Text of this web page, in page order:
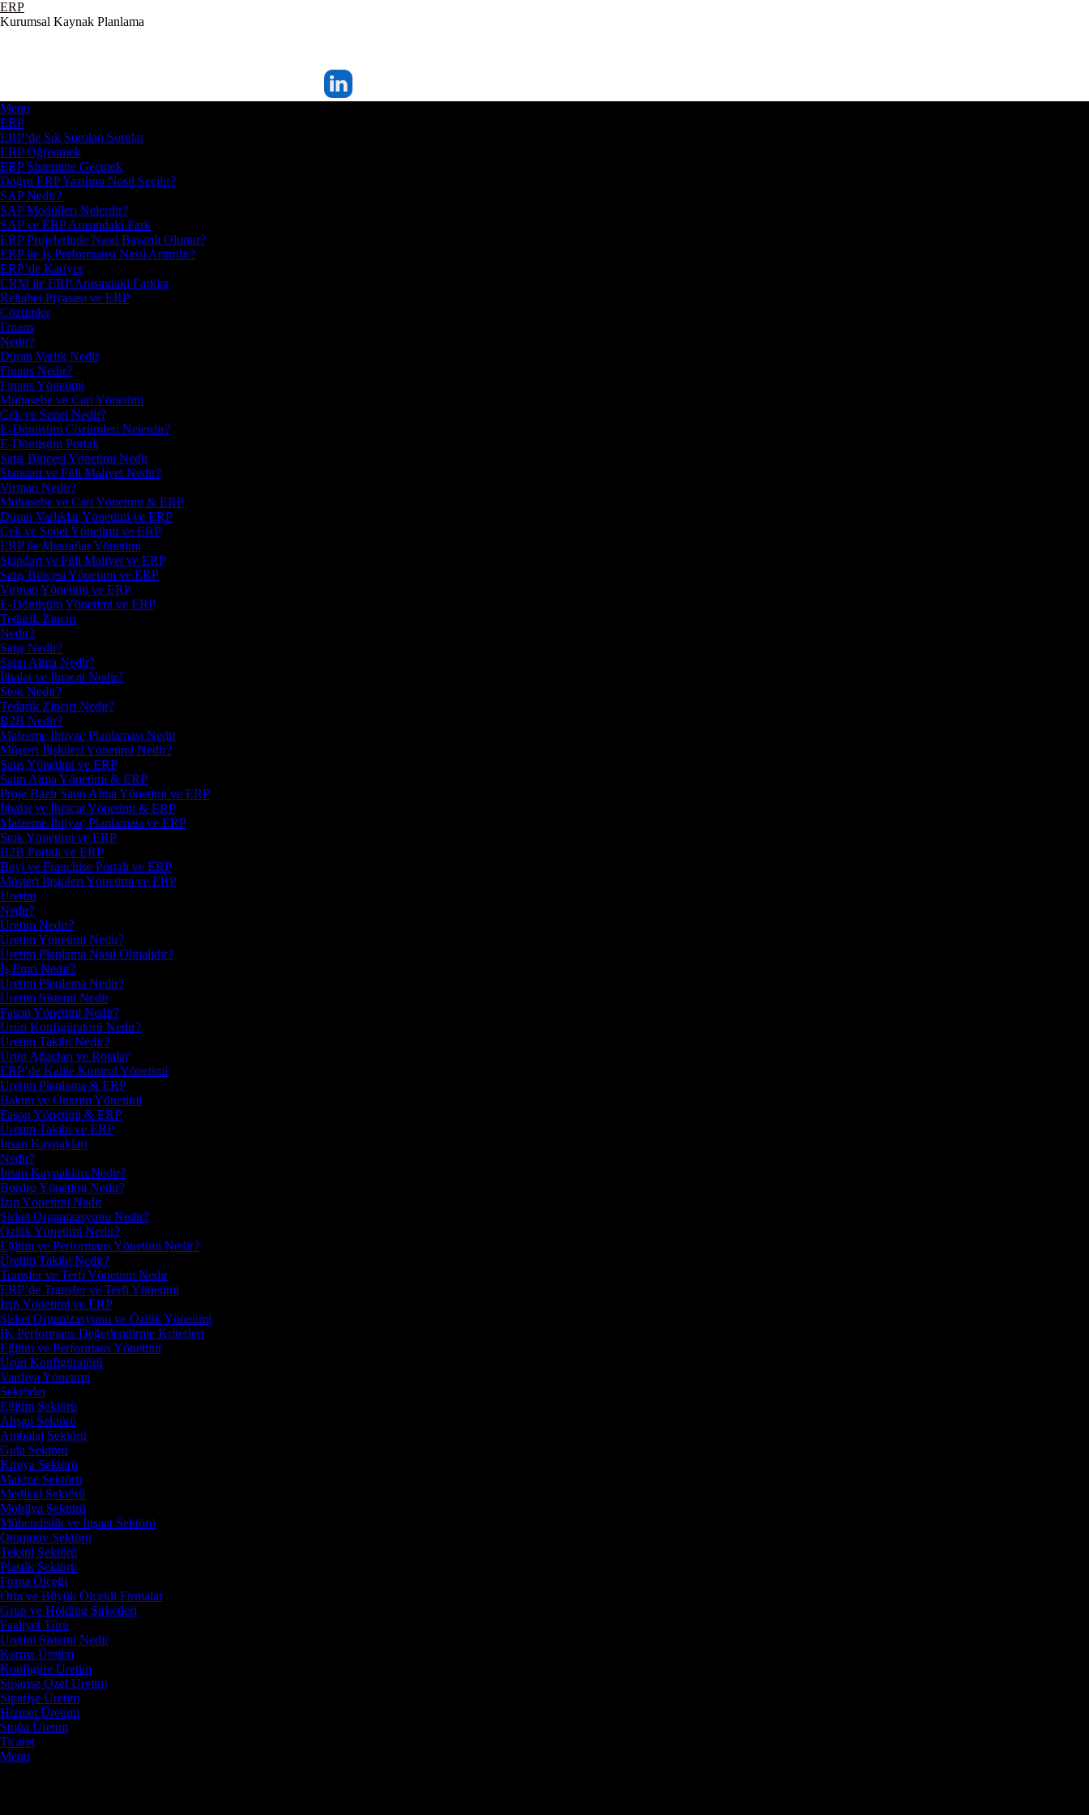
ERP
Kurumsal Kaynak Planlama
Menu
ERP
ERP’de Sık Sorulan Sorular
ERP Öğrenmek
ERP Sistemine Geçmek
Doğru ERP Yazılımı Nasıl Seçilir?
SAP Nedir?
SAP Modülleri Nelerdir?
SAP ve ERP Arasındaki Fark
ERP Projelerinde Nasıl Başarılı Olunur?
ERP ile İş Performansı Nasıl Arttırılır?
ERP’de Kariyer
CRM ile ERP Arasındaki Farklar
Rekabet Piyasası ve ERP
Çözümler
Finans
Nedir?
Duran Varlık Nedir
Finans Nedir?
Finans Yönetimi
Muhasebe ve Cari Yönetimi
Çek ve Senet Nedir?
E-Dönüşüm Çözümleri Nelerdir?
E-Dönüşüm Portalı
Satış Bütçesi Yönetimi Nedir
Standart ve Fiili Maliyet Nedir?
Virman Nedir?
Muhasebe ve Cari Yönetimi & ERP
Duran Varlıklar Yönetimi ve ERP
Çek ve Senet Yönetimi ve ERP
ERP ile Masraflar Yönetimi
Standart ve Fiili Maliyet ve ERP
Satış Bütçesi Yönetimi ve ERP
Virman Yönetimi ve ERP
E-Dönüşüm Yönetimi ve ERP
Tedarik Zinciri
Nedir?
Satış Nedir?
Satın Alma Nedir?
İthalat ve İhracat Nedir?
Stok Nedir?
Tedarik Zinciri Nedir?
B2B Nedir?
Malzeme İhtiyaç Planlaması Nedir
Müşteri İlişkileri Yönetimi Nedir?
Satış Yönetimi ve ERP
Satın Alma Yönetimi & ERP
Proje Bazlı Satın Alma Yönetimi ve ERP
İthalat ve İhracat Yönetimi & ERP
Malzeme İhtiyaç Planlaması ve ERP
Stok Yönetimi ve ERP
B2B Portalı ve ERP
Bayi ve Franchise Portalı ve ERP
Müşteri İlişkileri Yönetimi ve ERP
Üretim
Nedir?
Üretim Nedir?
Üretim Yönetimi Nedir?
Üretim Planlama Nasıl Olmalıdır?
İş Emri Nedir?
Üretim Planlama Nedir?
Üretim Sistemi Nedir
Fason Yönetimi Nedir?
Ürün Konfigüratörü Nedir?
Üretim Takibi Nedir?
Ürün Ağaçları ve Rotalar
ERP’de Kalite Kontrol Yönetimi
Üretim Planlama & ERP
Bakım ve Onarım Yönetimi
Fason Yönetimi & ERP
Üretim Takibi ve ERP
İnsan Kaynakları
Nedir?
İnsan Kaynakları Nedir?
Bordro Yönetimi Nedir?
İzin Yönetimi Nedir
Şirket Organizasyonu Nedir?
Özlük Yönetimi Nedir?
Eğitim ve Performans Yönetimi Nedir?
Üretim Takibi Nedir?
Transfer ve Terfi Yönetimi Nedir
ERP’de Transfer ve Terfi Yönetimi
İzin Yönetimi ve ERP
Şirket Organizasyonu ve Özlük Yönetimi
İK Performans Değerlendirme Kriterleri
Eğitim ve Performans Yönetimi
Ürün Konfigüratörü
Vardiya Yönetimi
Sektörler
Eğitim Sektörü
Ahşap Sektörü
Ambalaj Sektörü
Gıda Sektörü
Kimya Sektörü
Makine Sektörü
Medikal Sektörü
Mobilya Sektörü
Mühendislik ve İnşaat Sektörü
Otomotiv Sektörü
Tekstil Sektörü
Plastik Sektörü
Firma Ölçeği
Orta ve Büyük Ölçekli Firmalar
Grup ve Holding Şirketleri
Faaliyet Türü
Üretim Sistemi Nedir
Karma Üretim
Konfigüre Üretim
Siparişe Özel Üretim
Siparişe Üretim
Hizmet Üretimi
Stoğa Üretim
Ticaret
Menu